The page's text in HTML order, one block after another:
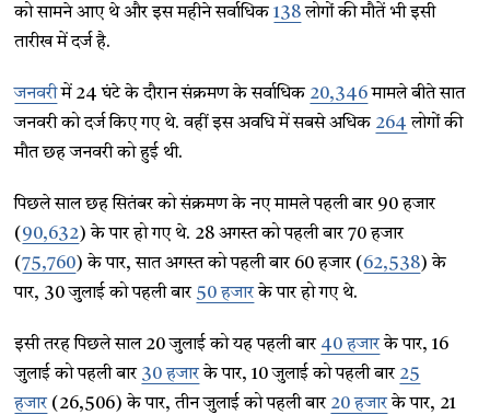
को सामने आए थे और इस महीने सर्वाधिक138लोगों की मौतें भी इसी
तारीख में दर्ज है.
जनवरीमें 24 घंटे के दौरान संक्रमण के सर्वाधिक 20,346मामले बीते सात
जनवरी को दर्ज किए गए थे. वहीं इस अवधि में सबसे अधिक 264 लोगों की
मौत छह जनवरी को हुई थी.
पिछले साल छह सितंबर को संक्रमण के नए मामले पहली बार 90 हजार
( 90,632) के पार हो गए थे. 28 अगस्त को पहली बार 70 हजार
(75,760) के पार, सात अगस्त को पहली बार 60 हजार ( 62,538) के
पार, 30 जुलाई को पहली बार 50 हजारके पार हो गए थे.
इसी तरह पिछले साल 20 जुलाई को यह पहली बार 40 हजारके पार, 16
जुलाई को पहली बार 30 हजारके पार, 10 जुलाई को पहली बार 25
हजार(26,506) के पार, तीन जुलाई को पहली बार 20 हजारके पार, 21